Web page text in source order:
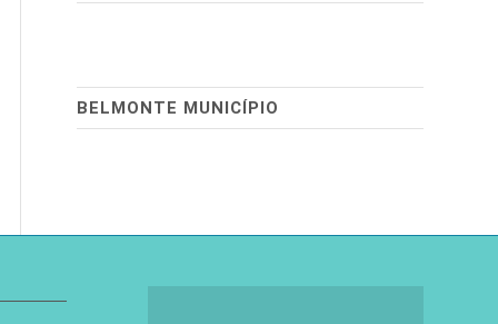
BELMONTE MUNICÍPIO